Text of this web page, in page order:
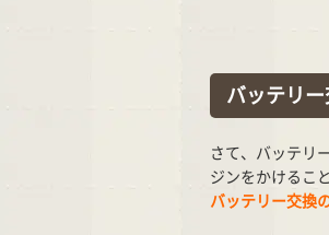
バッテリ
さて、バッテリ
ジンをかけるこ
バッテリー交換